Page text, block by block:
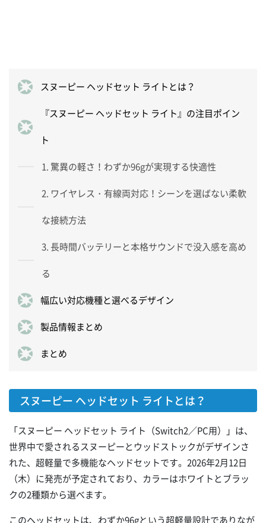
スヌーピー ヘッドセット ライトとは？
『スヌーピー ヘッドセット ライト』の注目ポイン
ト
1. 驚異の軽さ！わずか96gが実現する快適性
2. ワイヤレス・有線両対応！シーンを選ばない柔軟
な接続方法
3. 長時間バッテリーと本格サウンドで没入感を高め
る
幅広い対応機種と選べるデザイン
製品情報まとめ
まとめ
スヌーピー ヘッドセット ライトとは？
「スヌーピー ヘッドセット ライト（Switch2／PC用）」は、
世界中で愛されるスヌーピーとウッドストックがデザインさ
れた、超軽量で多機能なヘッドセットです。2026年2月12日
（木）に発売が予定されており、カラーはホワイトとブラッ
クの2種類から選べます。
このヘッドセットは、わずか96gという超軽量設計でありなが